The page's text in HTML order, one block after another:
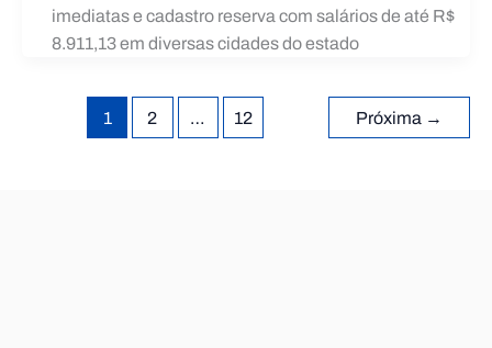
imediatas e cadastro reserva com salários de até R$
8.911,13 em diversas cidades do estado
1 2 … 12 Próxima →